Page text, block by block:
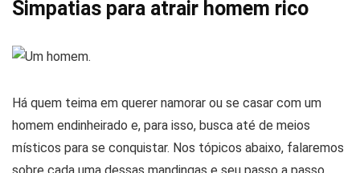
Simpatias para atrair homem rico
Há quem teima em querer namorar ou se casar com um
homem endinheirado e, para isso, busca até de meios
místicos para se conquistar. Nos tópicos abaixo, falaremos